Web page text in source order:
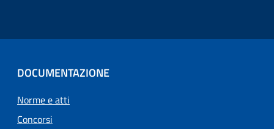
DOCUMENTAZIONE
Norme e atti
Concorsi